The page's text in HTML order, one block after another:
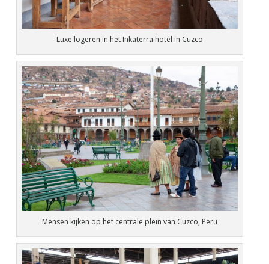
Luxe logeren in het Inkaterra hotel in Cuzco
Mensen kijken op het centrale plein van Cuzco, Peru